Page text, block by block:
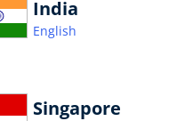
India
English
Singapore